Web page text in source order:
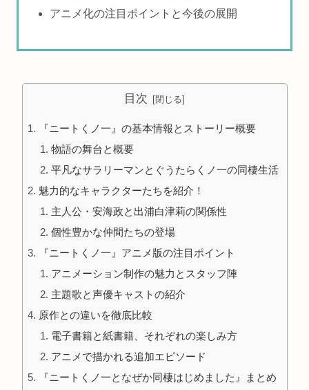
アニメ化の注目ポイントと今後の展開
目次
『ニートくノ一』の基本情報とストーリー概要
物語の舞台と概要
平凡なサラリーマンとぐうたらくノ一の同棲生活
魅力的なキャラクターたちを紹介！
主人公・安海政と出浦白津莉の関係性
個性豊かな仲間たちの登場
『ニートくノ一』アニメ版の注目ポイント
アニメーション制作の魅力とスタッフ陣
主題歌と声優キャストの紹介
原作との違いを徹底比較
電子書籍と紙書籍、それぞれの楽しみ方
アニメで描かれる追加エピソード
『ニートくノ一となぜか同棲はじめました』まとめ